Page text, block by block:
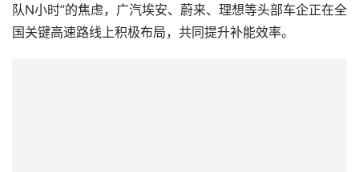
队N小时”的焦虑，广汽埃安、蔚来、理想等头部车企正在全
国关键高速路线上积极布局，共同提升补能效率。